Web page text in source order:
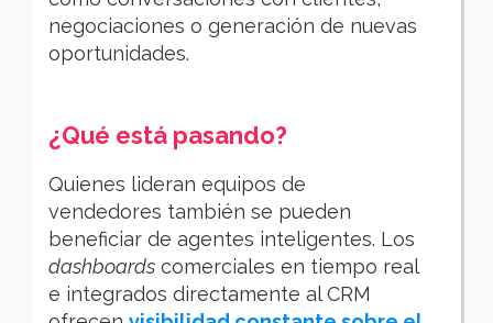
negociaciones o generación de nuevas
oportunidades.
¿Qué está pasando?
Quienes lideran equipos de
vendedores también se pueden
beneficiar de agentes inteligentes. Los
dashboards comerciales en tiempo real
e integrados directamente al CRM